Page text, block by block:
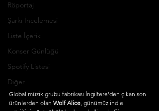
Röportaj
Şarkı İncelemesi
Liste İçerik
Konser Günlüğü
Spotify Listesi
Diğer
Global müzik grubu fabrikası İngiltere’den çıkan son
ürünlerden olan Wolf Alice, günümüz indie